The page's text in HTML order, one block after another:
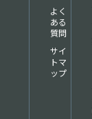
よく
ある
質問
サイ
トマ
ップ